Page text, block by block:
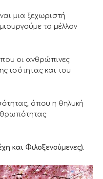
μια ξεχωριστή
το μέλλον
οι ανθρώπινες
ισότητας και του
όπου η θηλυκή
και Φιλοξενούμενες).